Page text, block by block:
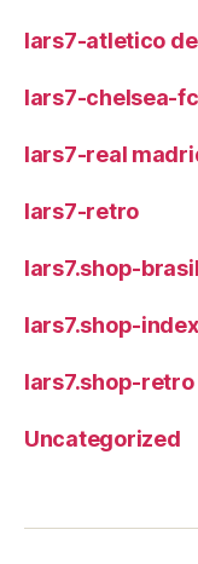
lars7-atletico
lars7-chelsea-fc
lars7-real
lars7-retro
lars7.shop-brasil
lars7.shop-index
lars7.shop-retro
Uncategorized